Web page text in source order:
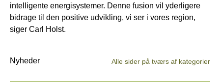
intelligente energisystemer. Denne fusion vil yderligere
bidrage til den positive udvikling, vi ser i vores region,
siger Carl Holst.
Nyheder Alle sider på tværs af kategorier